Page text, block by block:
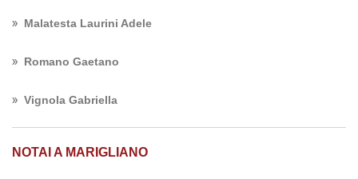
Malatesta Laurini Adele
Romano Gaetano
Vignola Gabriella
NOTAI A MARIGLIANO